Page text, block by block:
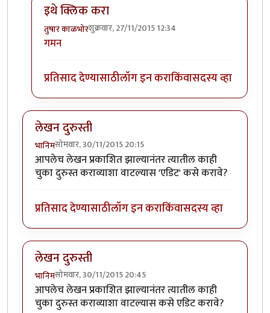
इथे क्लिक करा
तुषार काळभोरशुक्रवार, 27/11/2015 12:34
In reply to
गमन
प्रतिसाद देण्यासाठीलॉग इन कराकिंवासदस्य व्हा
लेखन दुरुस्ती
भानिमसोमवार, 30/11/2015 20:15
आपलेच लेखन प्रकाशित झाल्यानंतर त्यातील काही
चुका दुरुस्त कराव्याशा वाटल्यास 'एडिट' कसे करावे?
प्रतिसाद देण्यासाठीलॉग इन कराकिंवासदस्य व्हा
लेखन दुरुस्ती
भानिमसोमवार, 30/11/2015 20:45
आपलेच लेखन प्रकाशित झाल्यानंतर त्यातील काही
चुका दुरुस्त कराव्याशा वाटल्यास कसे एडिट करावे?